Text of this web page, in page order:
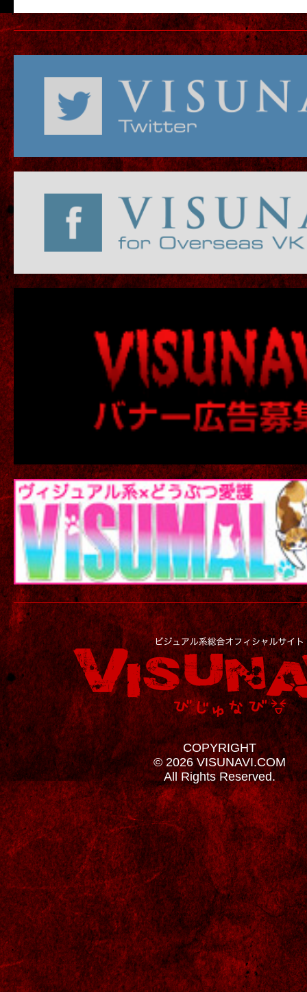
COPYRIGHT
© 2026 VISUNAVI.COM
All Rights Reserved.